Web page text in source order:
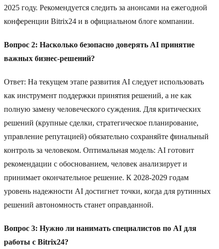
2025 году. Рекомендуется следить за анонсами на ежегодной
конференции Bitrix24 и в официальном блоге компании.
Вопрос 2: Насколько безопасно доверять AI принятие
важных бизнес-решений?
Ответ: На текущем этапе развития AI следует использовать
как инструмент поддержки принятия решений, а не как
полную замену человеческого суждения. Для критических
решений (крупные сделки, стратегическое планирование,
управление репутацией) обязательно сохраняйте финальный
контроль за человеком. Оптимальная модель: AI готовит
рекомендации с обоснованием, человек анализирует и
принимает окончательное решение. К 2028-2029 годам
уровень надежности AI достигнет точки, когда для рутинных
решений автономность станет оправданной.
Вопрос 3: Нужно ли нанимать специалистов по AI для
работы с Bitrix24?